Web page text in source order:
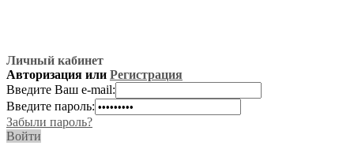
Личный кабинет
Авторизация или Регистрация
Введите Ваш e-mail:
Введите пароль:
Забыли пароль?
Войти